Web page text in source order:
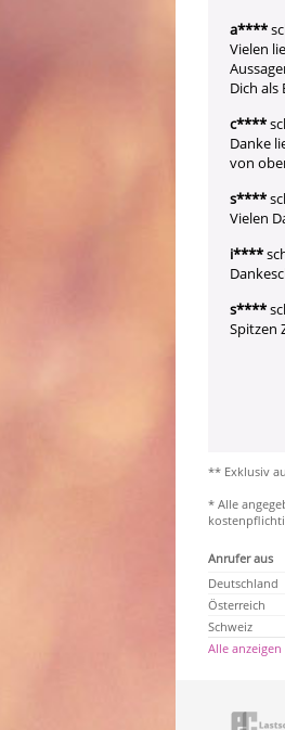
a****
Vielen
Dich als
c****
Danke
von
s****
Vielen
i****
s****
Spitzen
** Exklusiv
* Alle
Anrufer aus
Deutschland
Österreich
Schweiz
Alle anzeigen